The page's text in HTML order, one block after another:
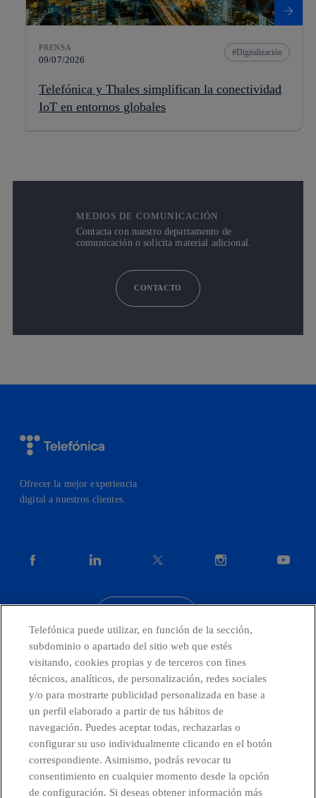
PRENSA
09/07/2026
Digitalización
Telefónica y Thales simplifican la conectividad
IoT en entornos globales
MEDIOS DE COMUNICACIÓN
Contacta con nuestro departamento de
comunicación o solicita material adicional.
CONTACTO
Ofrecer la mejor experiencia
digital a nuestros clientes.
facebook instagram
Telefónica en redes sociales
Canal de Denuncias
Centro Global Transparencia
Telefónica puede utilizar, en función de la sección,
subdominio o apartado del sitio web que estés
visitando, cookies propias y de terceros con fines
técnicos, analíticos, de personalización, redes sociales
y/o para mostrarte publicidad personalizada en base a
un perfil elaborado a partir de tus hábitos de
navegación. Puedes aceptar todas, rechazarlas o
configurar su uso individualmente clicando en el botón
correspondiente. Asimismo, podrás revocar tu
consentimiento en cualquier momento desde la opción
de configuración. Si deseas obtener información más